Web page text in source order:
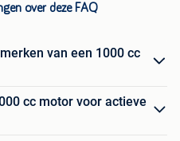
over deze FAQ
van een 1000 cc
cc motor voor actieve